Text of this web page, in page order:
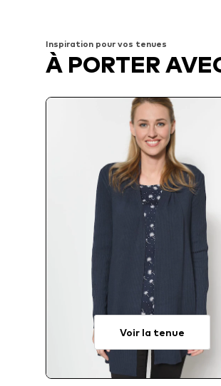
Inspiration pour vos tenues
À PORTER
Voir la tenue